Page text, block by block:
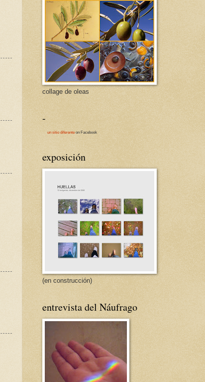
collage de oleas
-
un sitio diferente on Facebook
exposición
(en construcción)
entrevista del Náufrago